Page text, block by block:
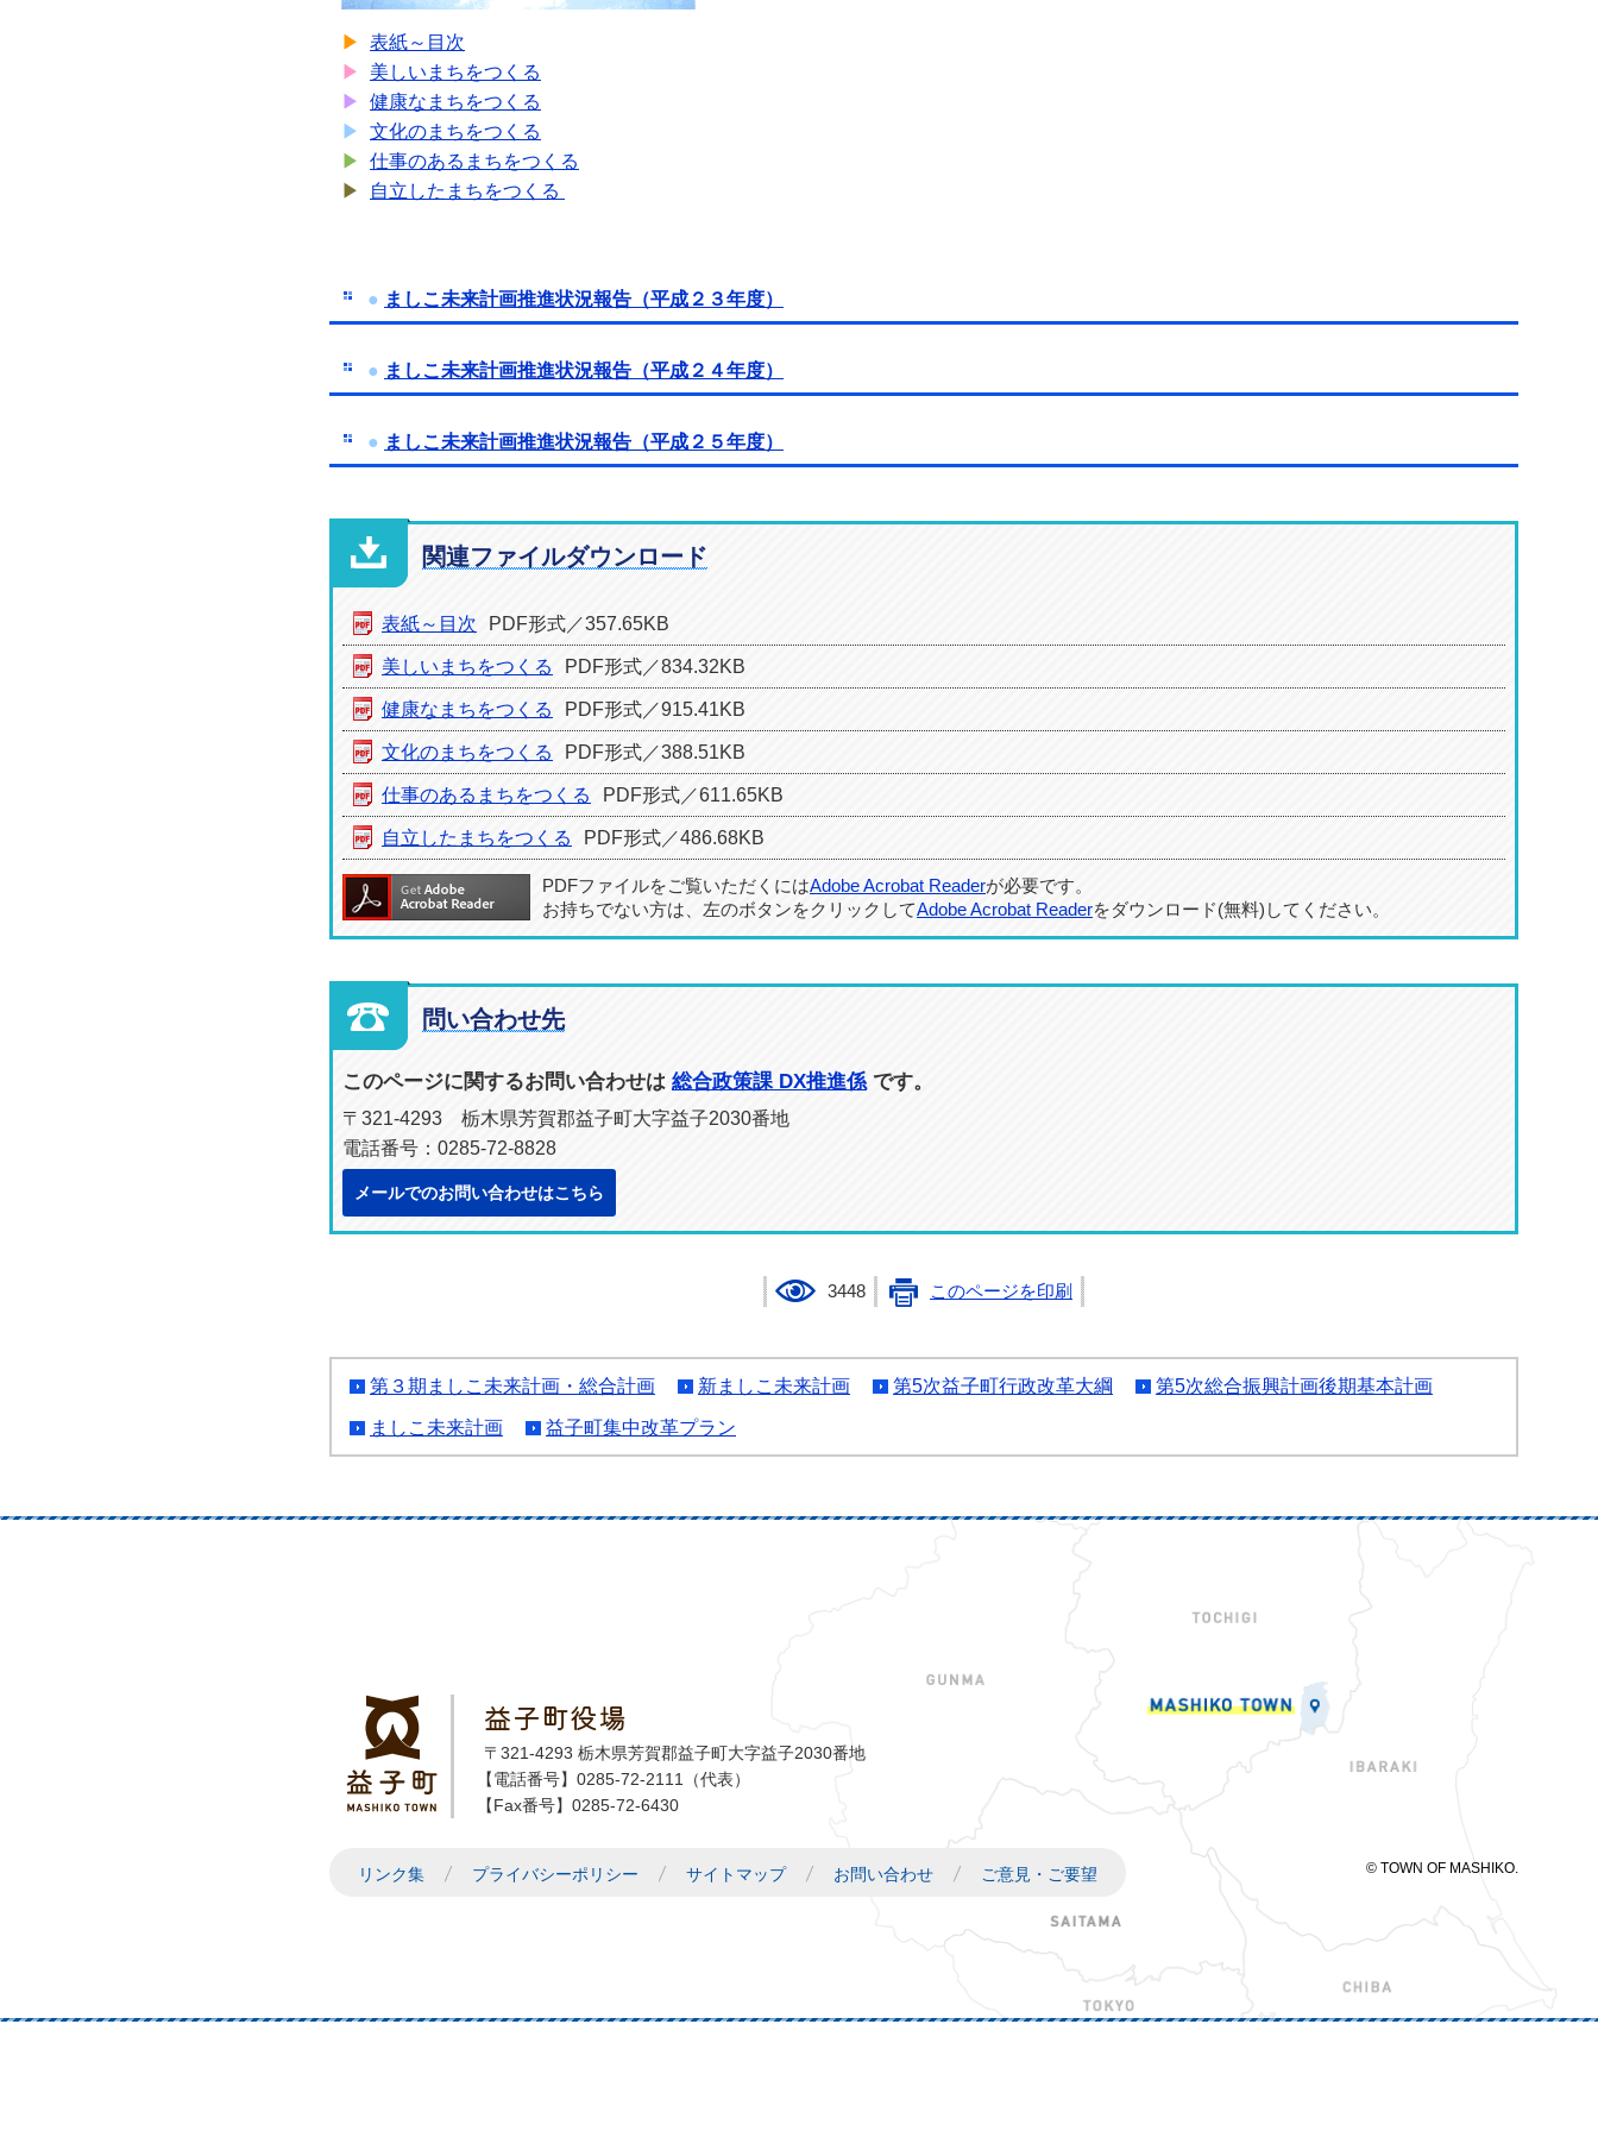
▶ 表紙～目次
▶ 美しいまちをつくる
▶ 健康なまちをつくる
▶ 文化のまちをつくる
▶ 仕事のあるまちをつくる
▶
自立したまちをつくる
● ましこ未来計画推進状況報告（平成２３年度）
● ましこ未来計画推進状況報告（平成２４年度）
● ましこ未来計画推進状況報告（平成２５年度）
関連ファイルダウンロード
表紙～目次 PDF形式／357.65KB
美しいまちをつくる PDF形式／834.32KB
健康なまちをつくる PDF形式／915.41KB
文化のまちをつくる PDF形式／388.51KB
仕事のあるまちをつくる PDF形式／611.65KB
自立したまちをつくる PDF形式／486.68KB
PDFファイルをご覧いただくにはAdobe Acrobat Readerが必要です。
お持ちでない方は、左のボタンをクリックしてAdobe Acrobat Readerをダウンロード(無料)してください。
問い合わせ先
このページに関するお問い合わせは 総合政策課 DX推進係 です。
〒321-4293 栃木県芳賀郡益子町大字益子2030番地
電話番号：0285-72-8828
メールでのお問い合わせはこちら
3448 このページを印刷
第３期ましこ未来計画・総合計画 新ましこ未来計画 第5次益子町行政改革大綱 第5次総合振興計画後期基本計画
ましこ未来計画 益子町集中改革プラン
益子町
益子町役場
〒321-4293 栃木県芳賀郡益子町大字益子2030番地
【電話番号】0285-72-2111（代表）
【Fax番号】0285-72-6430
リンク集 プライバシーポリシー サイトマップ お問い合わせ ご意見・ご要望 © TOWN OF MASHIKO.